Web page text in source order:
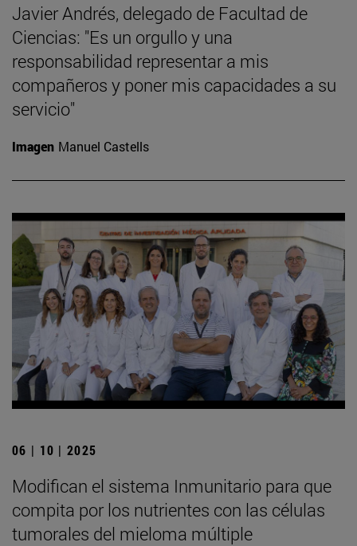
Javier Andrés, delegado de Facultad de
Ciencias: "Es un orgullo y una
responsabilidad representar a mis
compañeros y poner mis capacidades a su
servicio"
Imagen Manuel Castells
06 | 10 | 2025
Modifican el sistema Inmunitario para que
compita por los nutrientes con las células
tumorales del mieloma múltiple